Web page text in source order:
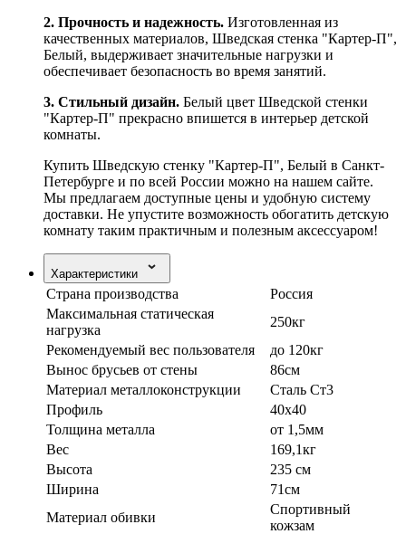
2. Прочность и надежность. Изготовленная из
качественных материалов, Шведская стенка "Картер-П",
Белый, выдерживает значительные нагрузки и
обеспечивает безопасность во время занятий.
3. Стильный дизайн. Белый цвет Шведской стенки
"Картер-П" прекрасно впишется в интерьер детской
комнаты.
Купить Шведскую стенку "Картер-П", Белый в Санкт-
Петербурге и по всей России можно на нашем сайте.
Мы предлагаем доступные цены и удобную систему
доставки. Не упустите возможность обогатить детскую
комнату таким практичным и полезным аксессуаром!
Характеристики
Страна производства
Россия
Максимальная статическая
нагрузка
250кг
Рекомендуемый вес пользователя
до 120кг
Вынос брусьев от стены
86см
Материал металлоконструкции
Сталь Ст3
Профиль
40х40
Толщина металла
от 1,5мм
Вес
169,1кг
Высота
235 см
Ширина
71см
Материал обивки
Спортивный
кожзам